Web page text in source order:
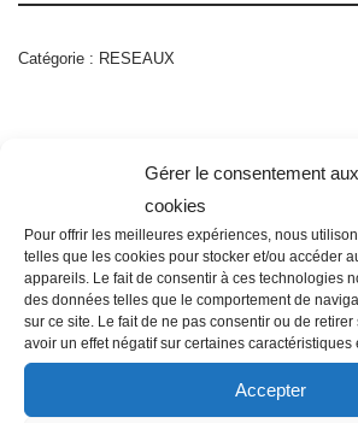
Gérer le consentement aux
cookies
Pour offrir les meilleures expériences, nous
telles que les cookies pour stocker et/ou accéder
appareils. Le fait de consentir à ces technologies
des données telles que le comportement de
sur ce site. Le fait de ne pas consentir ou de
avoir un effet négatif sur certaines caractéristiques
Accepter
Catégorie : RESEAUX
Famille : F03
Diamètre : 63 mm
Filetage raccord : 2″
Raccordement : Femelle-Mâle-Femelle
Couleur : Bleu